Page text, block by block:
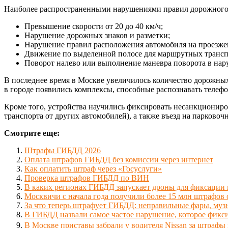
Наиболее распространенными нарушениями правил
Превышение скорости от 20 до 40 км/ч;
Нарушение дорожных знаков и разметки;
Нарушение правил расположения автомобиля на
Движение по выделенной полосе для маршрутных
Поворот налево или выполнение маневра поворота в
В последнее время в Москве увеличилось количество
в городе появились комплексы, способные распознавать
Кроме того, устройства научились фиксировать
транспорта от других автомобилей), а также въезд на
Смотрите еще:
Штрафы ГИБДД 2026
Оплата штрафов ГИБДД без комиссии через интернет
Как оплатить штраф через «Госуслуги»
Проверка штрафов ГИБДД по ВИН
В каких регионах ГИБДД запускает дроны для
Москвичи с начала года получили более 15 млн
За что теперь штрафует ГИБДД: неправильные фары,
В ГИБДД назвали самое частое нарушение, которое
В Москве приставы забрали у водителя Nissan за штрафы